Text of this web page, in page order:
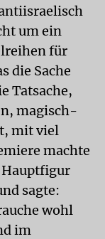
um ein
für
die Sache
Tatsache,
magisch-
mit viel
machte
sagte:
wohl
im